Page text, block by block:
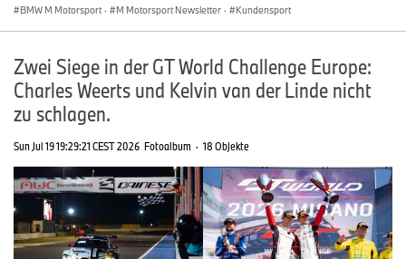
BMW M Motorsport · M Motorsport Newsletter · Kundensport
Zwei Siege in der GT World Challenge Europe:
Charles Weerts und Kelvin van der Linde nicht
zu schlagen.
Sun Jul 19 19:29:21 CEST 2026 Fotoalbum · 18 Objekte